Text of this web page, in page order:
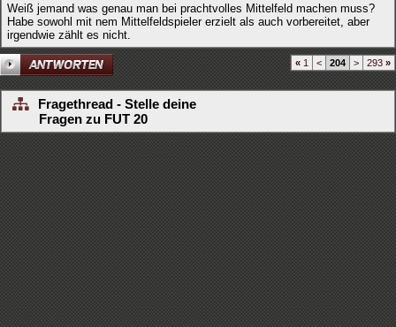
Weiß jemand was genau man bei prachtvolles Mittelfeld machen muss?
Habe sowohl mit nem Mittelfeldspieler erzielt als auch vorbereitet, aber
irgendwie zählt es nicht.
« 1 < 204 > 293 »
Fragethread - Stelle deine
Fragen zu FUT 20